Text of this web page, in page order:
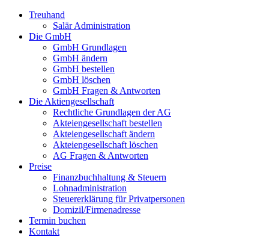
Treuhand
Salär Administration
Die GmbH
GmbH Grundlagen
GmbH ändern
GmbH bestellen
GmbH löschen
GmbH Fragen & Antworten
Die Aktiengesellschaft
Rechtliche Grundlagen der AG
Akteiengesellschaft bestellen
Akteiengesellschaft ändern
Akteiengesellschaft löschen
AG Fragen & Antworten
Preise
Finanzbuchhaltung & Steuern
Lohnadministration
Steuererklärung für Privatpersonen
Domizil/Firmenadresse
Termin buchen
Kontakt